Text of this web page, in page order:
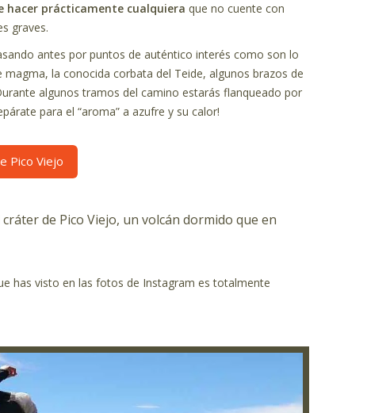
hacer prácticamente cualquiera que no cuente con
graves.
antes por puntos de auténtico interés como son lo
la conocida corbata del Teide, algunos brazos de
algunos tramos del camino estarás flanqueado por
para el “aroma” a azufre y su calor!
Pico Viejo
de Pico Viejo, un volcán dormido que en
has visto en las fotos de Instagram es totalmente